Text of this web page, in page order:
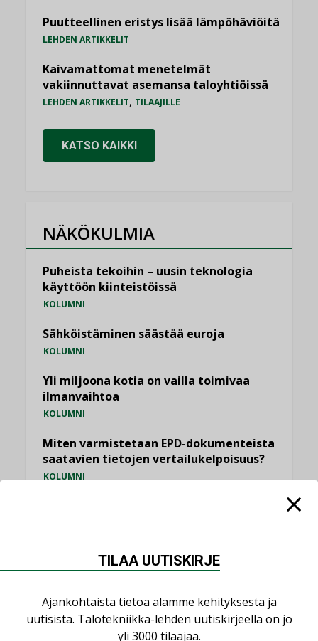
Puutteellinen eristys lisää lämpöhäviöitä
LEHDEN ARTIKKELIT
Kaivamattomat menetelmät
vakiinnuttavat asemansa taloyhtiöissä
LEHDEN ARTIKKELIT, TILAAJILLE
KATSO KAIKKI
NÄKÖKULMIA
Puheista tekoihin – uusin teknologia
käyttöön kiinteistöissä
KOLUMNI
Sähköistäminen säästää euroja
KOLUMNI
Yli miljoona kotia on vailla toimivaa
ilmanvaihtoa
KOLUMNI
Miten varmistetaan EPD-dokumenteista
saatavien tietojen vertailukelpoisuus?
KOLUMNI
TILAA UUTISKIRJE
Ajankohtaista tietoa alamme kehityksestä ja
uutisista. Talotekniikka-lehden uutiskirjeellä on jo
yli 3000 tilaajaa.